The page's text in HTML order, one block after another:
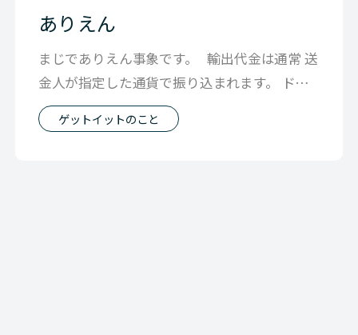
ありえん
まじでありえん事象です。 輸出代金は通常 送
金人が指定した通貨で振り込まれます。 ドル
建てでやりとりしてれ
ゲットイットのこと